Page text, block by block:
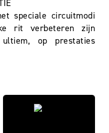
speciale circuitmodi
rit verbeteren zijn
op prestaties